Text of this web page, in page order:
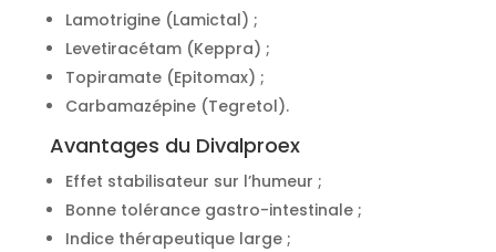
Lamotrigine (Lamictal) ;
Levetiracétam (Keppra) ;
Topiramate (Epitomax) ;
Carbamazépine (Tegretol).
Avantages du Divalproex
Effet stabilisateur sur l’humeur ;
Bonne tolérance gastro-intestinale ;
Indice thérapeutique large ;